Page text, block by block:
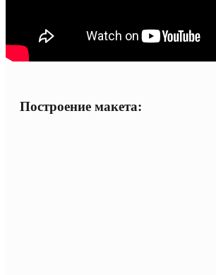
Построение макета: